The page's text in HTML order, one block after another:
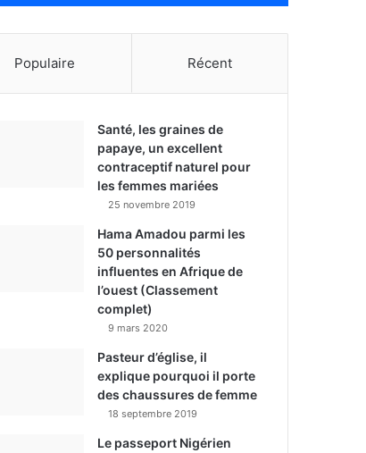
Populaire Récent
Santé, les graines de
papaye, un excellent
contraceptif naturel pour
les femmes mariées
25 novembre 2019
Hama Amadou parmi les
50 personnalités
influentes en Afrique de
l’ouest (Classement
complet)
9 mars 2020
Pasteur d’église, il
explique pourquoi il porte
des chaussures de femme
18 septembre 2019
Le passeport Nigérien